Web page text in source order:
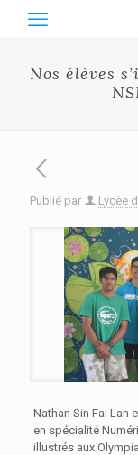
Nos élèves
Publié par Lycée
Nathan Sin Fai Lan
en spécialité
illustrés aux